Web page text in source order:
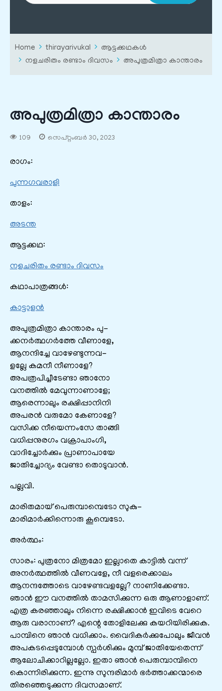
Home thirayarivukal
ആട്ടക്കഥകൾ
നളചരിതം രണ്ടാം ദിവസം
അപുത്രമിത്രാ കാന്താരം
അപുത്രമിത്രാ കാന്താരം
109 സെപ്റ്റംബർ 30, 2023
രാഗം:
പുന്നഗവരാളി
താളം:
അടന്ത
ആട്ടക്കഥ:
നളചരിതം രണ്ടാം ദിവസം
കഥാപാത്രങ്ങൾ:
കാട്ടാളൻ
അപുത്രമിത്രാ കാന്താരം പു-
ക്കനർത്ഥഗർത്തേ വീണാളേ,
ആനന്ദിച്ചേ വാഴേണ്ടുന്നവ-
ളല്ലേ കമനീ നീണാളേ?
അപത്രപിച്ചീടേണ്ടാ ഞാനോ
വനത്തിൽ മേവുന്നാണാളേ;
ആരെന്നാലും രക്ഷിപ്പാനിനി
അപരൻ വരുമോ കേണാളേ?
വസിക്ക നീയെന്നംസേ താങ്ങി
വധിപ്പനുരഗം വക്രാപാംഗി,
വാദിച്ചോർക്കും പ്രാണാപായേ
ജാതിച്ചോദ്യം വേണ്ടാ തൊടുവാൻ.
പല്ലവി.
മാരിതമായ്‌ പെരുമ്പാമ്പെടോ സുകു-
മാരിമാർക്കിന്നൊരു കൂമ്പെടോ.
അർത്ഥം:
സാരം: പുത്രനോ മിത്രമോ ഇല്ലാതെ കാട്ടിൽ വന്ന്‌
അനർത്ഥത്തിൽ വീണവളേ, നീ വളരെക്കാലം
ആനന്ദത്തോടെ വാഴേണ്ടവളല്ലേ? നാണിക്കേണ്ടാ.
ഞാൻ ഈ വനത്തിൽ താമസിക്കുന്ന ഒരു ആണാളാണ്‌.
എത്ര കരഞ്ഞാലും നിന്നെ രക്ഷിക്കാൻ ഇവിടെ വേറെ
ആരു വരാനാണ്‌? എന്റെ തോളിലേക്കു കയറിയിരിക്കുക.
പാമ്പിനെ ഞാൻ വധിക്കാം. വൈദികർക്കുപോലും ജീവൻ
അപകടപ്പെടുമ്പോൾ സ്പർശിക്കും മുമ്പ്‌ ജാതിയേതെന്ന്‌
ആലോചിക്കാറില്ലല്ലോ. ഇതാ ഞാൻ പെരുമ്പാമ്പിനെ
കൊന്നിരിക്കുന്ന. ഇന്നു സുന്ദരിമാർ ഭർത്താക്കന്മാരെ
തിരഞ്ഞെടുക്കുന്ന ദിവസമാണ്‌.